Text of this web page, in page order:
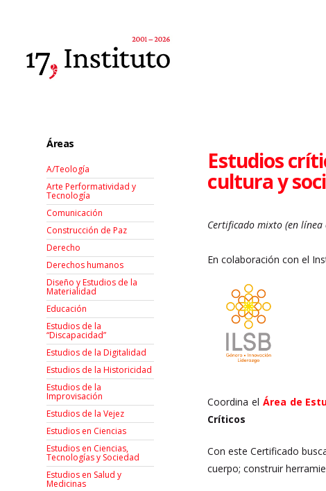
Estudios
cultura y
Certificado mixto (en línea
En colaboración con el
Coordina el Área de
Críticos
Con este Certificado
cuerpo; construir
Áreas
A/Teología
Arte Performatividad y
Tecnología
Comunicación
Construcción de Paz
Derecho
Derechos humanos
Diseño y Estudios de la
Materialidad
Educación
Estudios de la
“Discapacidad”
Estudios de la Digitalidad
Estudios de la Historicidad
Estudios de la
Improvisación
Estudios de la Vejez
Estudios en Ciencias
Estudios en Ciencias,
Tecnologías y Sociedad
Estudios en Salud y
Medicinas